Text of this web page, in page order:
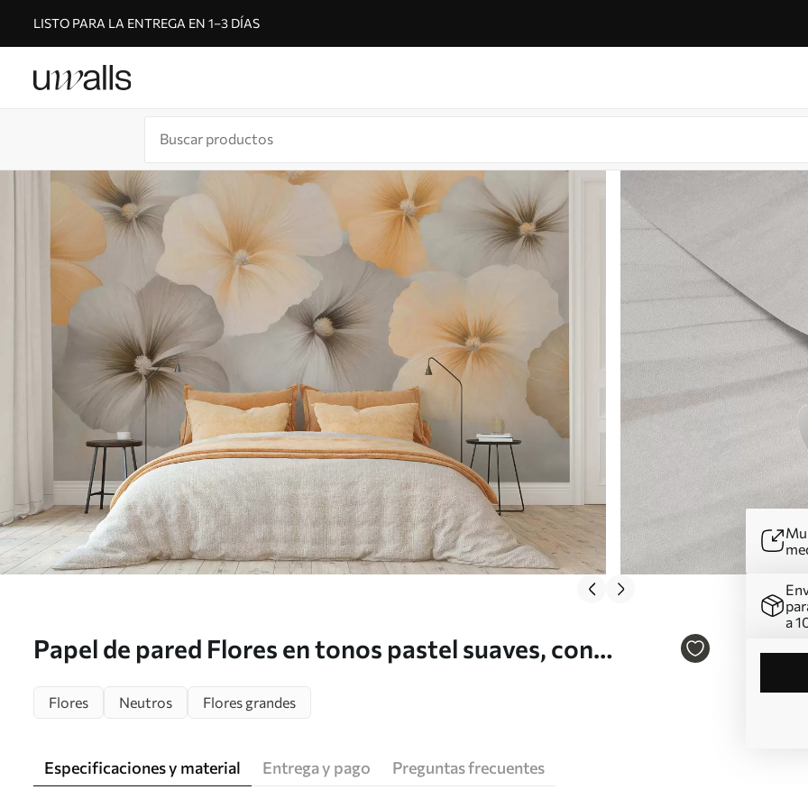
LISTO PARA LA ENTREGA EN 1–3 DÍAS
Papel de pared Flores en tonos pastel suaves, con
delicado Nr. w05600
a
Flores Neutros Flores grandes
Especificaciones y material Entrega y pago Preguntas frecuentes